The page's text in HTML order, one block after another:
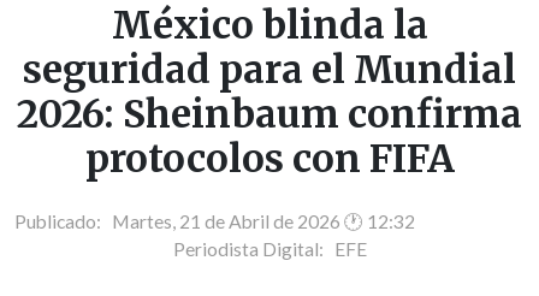
México blinda la
seguridad para el Mundial
2026: Sheinbaum confirma
protocolos con FIFA
Publicado: Martes, 21 de Abril de 2026 🕐 12:32
Periodista Digital: EFE